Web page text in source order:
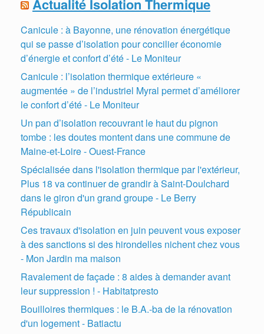
Actualité Isolation Thermique
Canicule : à Bayonne, une rénovation énergétique
qui se passe d’isolation pour concilier économie
d’énergie et confort d’été - Le Moniteur
Canicule : l’isolation thermique extérieure «
augmentée » de l’industriel Myral permet d’améliorer
le confort d’été - Le Moniteur
Un pan d’isolation recouvrant le haut du pignon
tombe : les doutes montent dans une commune de
Maine-et-Loire - Ouest-France
Spécialisée dans l'isolation thermique par l'extérieur,
Plus 18 va continuer de grandir à Saint-Doulchard
dans le giron d'un grand groupe - Le Berry
Républicain
Ces travaux d'isolation en juin peuvent vous exposer
à des sanctions si des hirondelles nichent chez vous
- Mon Jardin ma maison
Ravalement de façade : 8 aides à demander avant
leur suppression ! - Habitatpresto
Bouilloires thermiques : le B.A.-ba de la rénovation
d'un logement - Batiactu